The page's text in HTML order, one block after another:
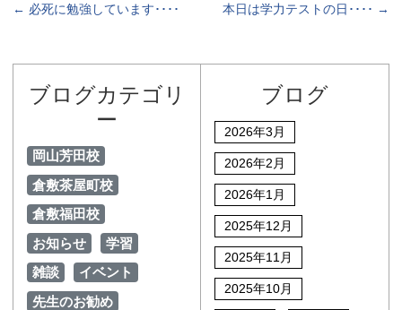
← 必死に勉強しています････ 本日は学力テストの日････ →
ブログカテゴリ
ー
岡山芳田校
倉敷茶屋町校
倉敷福田校
お知らせ
学習
雑談
イベント
先生のお勧め
ブログ
2026年3月
2026年2月
2026年1月
2025年12月
2025年11月
2025年10月